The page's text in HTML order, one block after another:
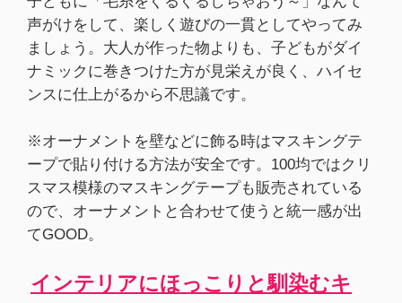
声がけをして、楽しく遊びの一貫としてやってみ
ましょう。大人が作った物よりも、子どもがダイ
ナミックに巻きつけた方が見栄えが良く、ハイセ
ンスに仕上がるから不思議です。
※オーナメントを壁などに飾る時はマスキングテ
ープで貼り付ける方法が安全です。100均ではクリ
スマス模様のマスキングテープも販売されている
ので、オーナメントと合わせて使うと統一感が出
てGOOD。
インテリアにほっこりと馴染むキ